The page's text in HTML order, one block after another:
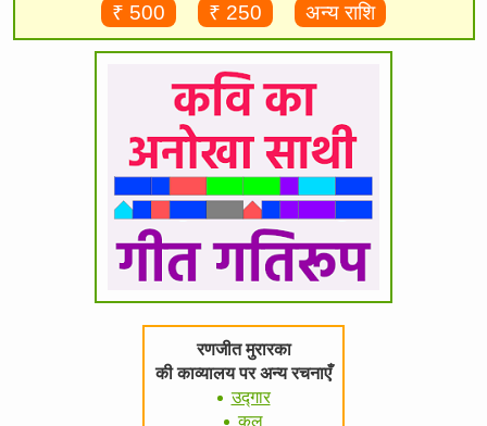
₹ 500 ₹ 250 अन्य राशि
रणजीत मुरारका
की काव्यालय पर अन्य रचनाएँ
उद्गार
कल